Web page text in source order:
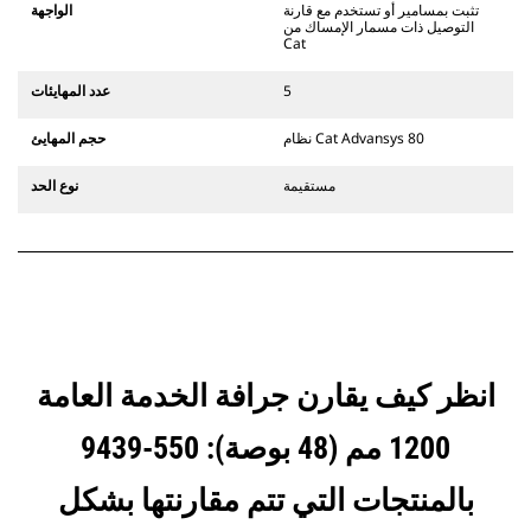
الثابتة. تتميز قارنات التوصيل المخصصة
تتوفر قارنات التوصيل المخصصة من
الواجهة
تثبت بمسامير أو تستخدم مع قارنة
التوصيل ذات مسمار الإمساك من
Cat
عدد المهايئات 5
حجم المهايئ نظام Cat Advansys 80
نوع الحد مستقيمة
انظر كيف يقارن جرافة الخدمة العامة
1200 مم (48 بوصة): 550-9439
بالمنتجات التي تتم مقارنتها بشكل